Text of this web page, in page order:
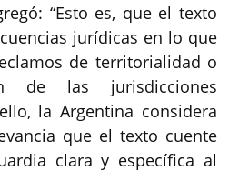
“Esto es, que el texto
jurídicas en lo que
de territorialidad o
de las jurisdicciones
la Argentina considera
que el texto cuente
clara y específica al